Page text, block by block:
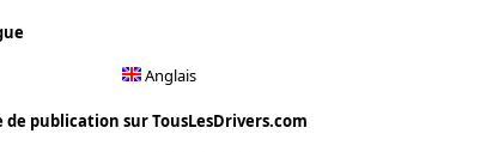
Anglais
de publication sur TousLesDrivers.com